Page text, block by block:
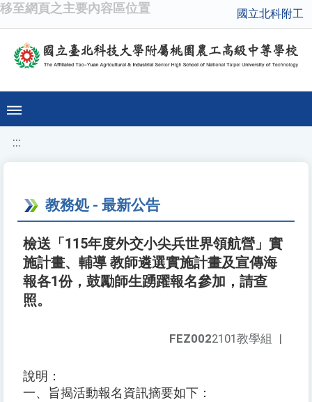
移至網頁之主要內容區位置 國立北科附工
:::
教務処 - 最新公告
檢送「115年度外交小尖兵世界領航營」實
施計畫、輔導 教師遴選實施計畫及宣傳海
報各1份，鼓勵師生踴躍報名參加，請查
照。
FEZ0022101教學組 |
說明：
一、旨揭活動報名資訊摘要如下：